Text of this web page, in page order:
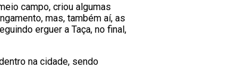
campo, criou algumas
mas, também aí, as
erguer a Taça, no final,
na cidade, sendo